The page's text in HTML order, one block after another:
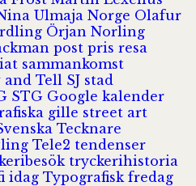
Ulmaja Norge Olafur
Örjan Norling
post pris resa
sammankomst
and Tell SJ stad
STG Google kalender
gille street art
Tecknare
Tele2 tendenser
tryckerihistoria
idag Typografisk fredag